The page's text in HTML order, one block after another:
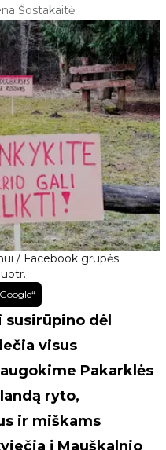
/ Facebook grupės
Šostakaitė
dėl
visus
Pakarklės
ryto,
ir miškams
į Mauškalnio